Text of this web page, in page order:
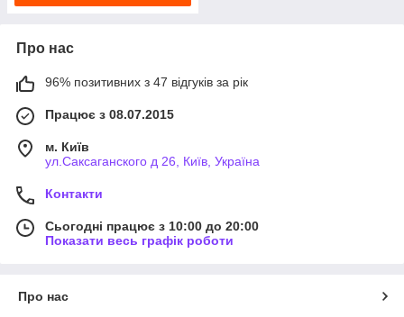
Про нас
96% позитивних з 47 відгуків за рік
Працює з 08.07.2015
м. Київ
ул.Саксаганского д 26, Київ, Україна
Контакти
Сьогодні працює з 10:00 до 20:00
Показати весь графік роботи
Про нас